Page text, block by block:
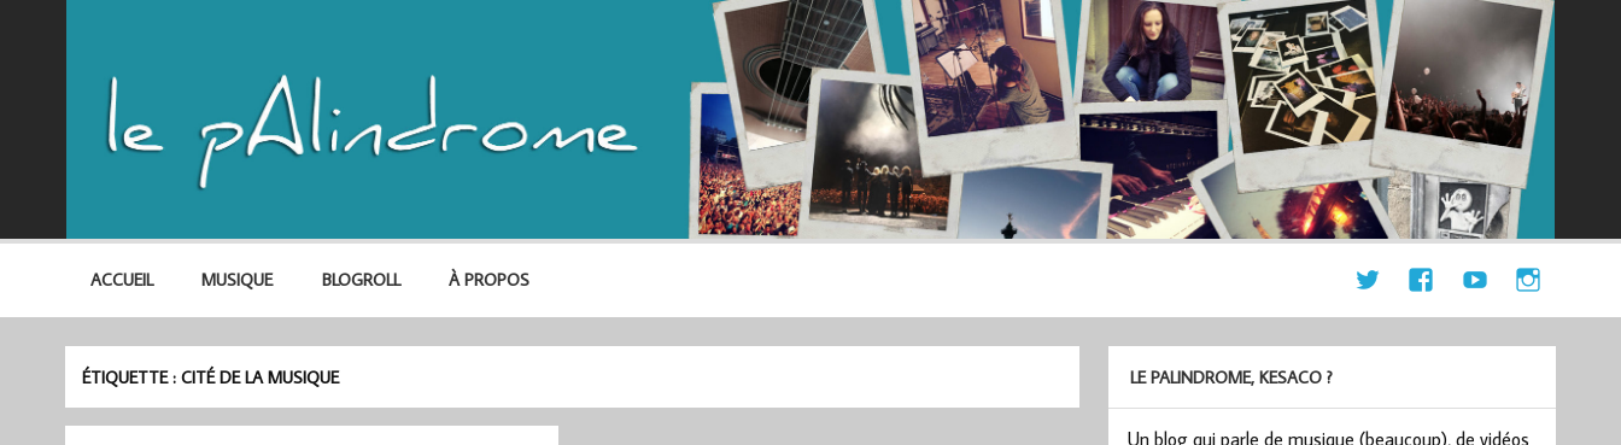
ACCUEIL MUSIQUE BLOGROLL À PROPOS
ÉTIQUETTE :CITÉ DE LA MUSIQUE LE PALINDROME, KESACO ?
Un blog qui parle de musique (beaucoup), de vidéos